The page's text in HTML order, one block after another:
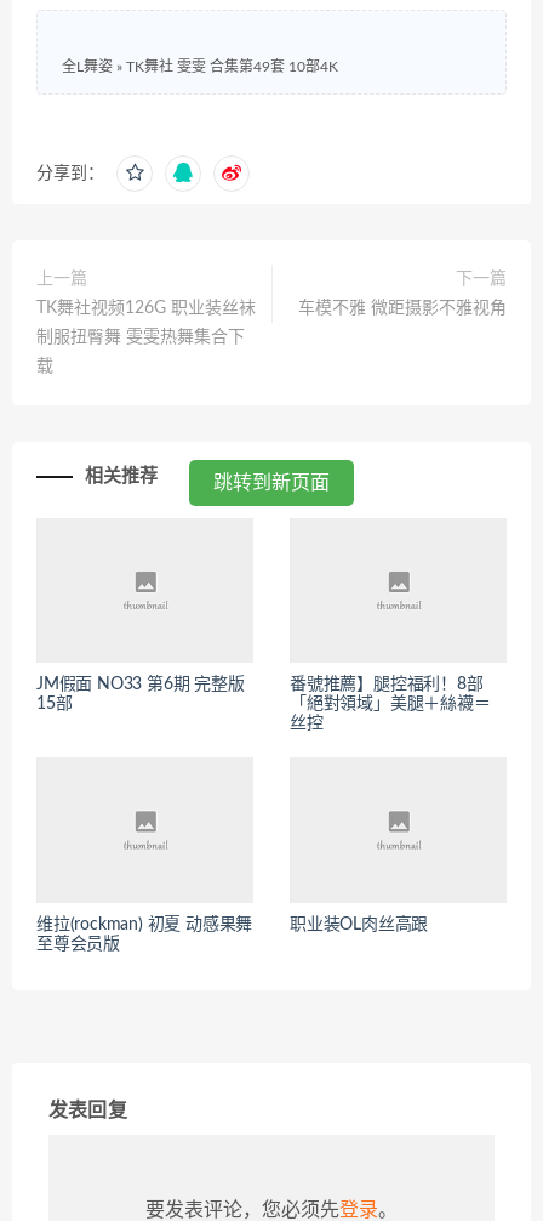
全L舞姿 » TK舞社 雯雯 合集第49套 10部4K
分享到：
上一篇
TK舞社视频126G 职业装丝袜
制服扭臀舞 雯雯热舞集合下
载
下一篇
车模不雅 微距摄影不雅视角
相关推荐
JM假面 NO33 第6期 完整版
15部
番號推薦】腿控福利！8部
「絕對領域」美腿＋絲襪＝
丝控
维拉(rockman) 初夏 动感果舞
至尊会员版
职业装OL肉丝高跟
发表回复
要发表评论，您必须先登录。
跳转到新页面